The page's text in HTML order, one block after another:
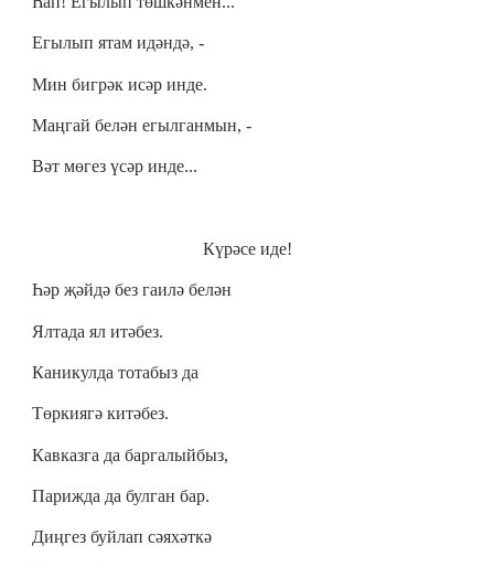
Егылып ятам идәндә, -
Мин бигрәк исәр инде.
Маңгай белән егылганмын, -
Вәт мөгез үсәр инде...
Күрәсе иде!
Һәр җәйдә без гаилә белән
Ялтада ял итәбез.
Каникулда тотабыз да
Төркиягә китәбез.
Кавказга да баргалыйбыз,
Парижда да булган бар.
Диңгез буйлап сәяхәткә